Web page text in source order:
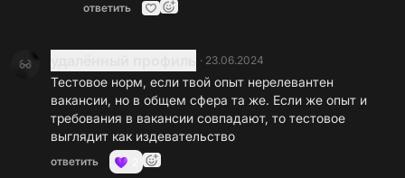
ответить
· 23.06.2024
Тестовое норм, если твой опыт нерелевантен
вакансии, но в общем сфера та же. Если же опыт и
требования в вакансии совпадают, то тестовое
выглядит как издевательство
ответить